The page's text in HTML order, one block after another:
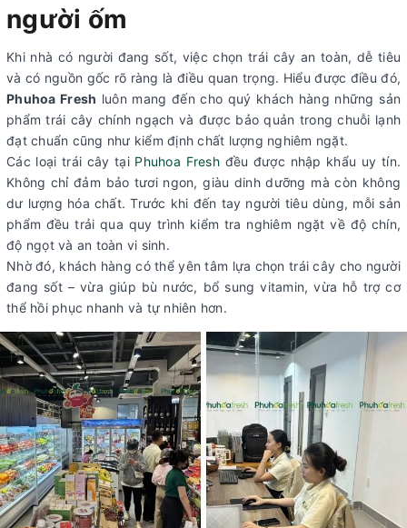
người ốm
Khi nhà có người đang sốt, việc chọn trái cây an toàn, dễ tiêu
và có nguồn gốc rõ ràng là điều quan trọng. Hiểu được điều đó,
Phuhoa Fresh luôn mang đến cho quý khách hàng những sản
phẩm trái cây chính ngạch và được bảo quản trong chuỗi lạnh
đạt chuẩn cũng như kiểm định chất lượng nghiêm ngặt.
Các loại trái cây tại Phuhoa Freshđều được nhập khẩu uy tín.
Không chỉ đảm bảo tươi ngon, giàu dinh dưỡng mà còn không
dư lượng hóa chất. Trước khi đến tay người tiêu dùng, mỗi sản
phẩm đều trải qua quy trình kiểm tra nghiêm ngặt về độ chín,
độ ngọt và an toàn vi sinh.
Nhờ đó, khách hàng có thể yên tâm lựa chọn trái cây cho người
đang sốt – vừa giúp bù nước, bổ sung vitamin, vừa hỗ trợ cơ
thể hồi phục nhanh và tự nhiên hơn.